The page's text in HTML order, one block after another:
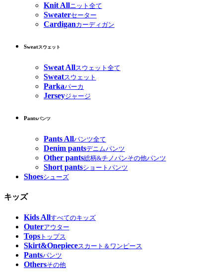
Knit Allニット全て
Sweaterセーター
Cardiganカーディガン
Sweatスウェット
Sweat Allスウェット全て
Sweatスウェット
Parkaパーカ
Jerseyジャージ
Pantsパンツ
Pants Allパンツ全て
Denim pantsデニムパンツ
Other pants総柄&チノパンその他パンツ
Short pantsショートパンツ
Shoesシューズ
キッズ
Kids Allすべてのキッズ
Outerアウター
Tops トップス
Skirt&Onepieceスカート＆ワンピース
Pantsパンツ
Othersその他